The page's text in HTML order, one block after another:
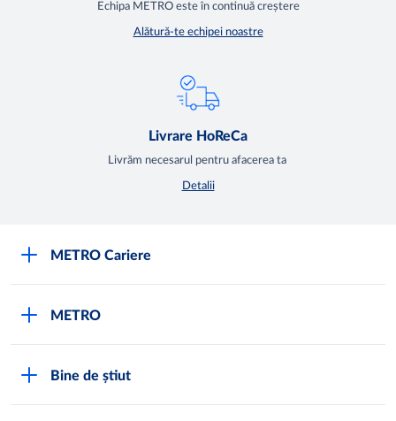
Echipa METRO este în continuă creștere
Alătură-te echipei noastre
Livrare HoReCa
Livrăm necesarul pentru afacerea ta
Detalii
METRO Cariere
METRO
Bine de știut